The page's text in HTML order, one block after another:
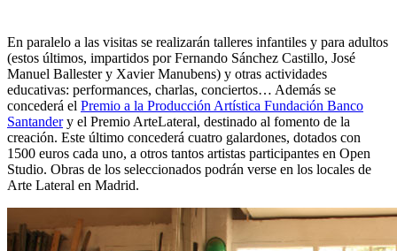
En paralelo a las visitas se realizarán talleres infantiles y para adultos
(estos últimos, impartidos por Fernando Sánchez Castillo, José
Manuel Ballester y Xavier Manubens) y otras actividades
educativas: performances, charlas, conciertos… Además se
concederá el Premio a la Producción Artística Fundación Banco
Santandery el Premio ArteLateral, destinado al fomento de la
creación. Este último concederá cuatro galardones, dotados con
1500 euros cada uno, a otros tantos artistas participantes en Open
Studio. Obras de los seleccionados podrán verse en los locales de
Arte Lateral en Madrid.